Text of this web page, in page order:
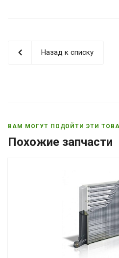
Назад к списку
ВАМ МОГУТ ПОДОЙТИ ЭТИ
Похожие запчасти